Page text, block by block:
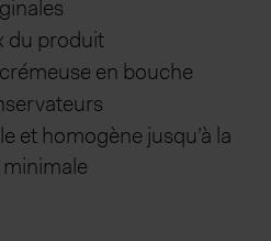
du produit
en bouche
et homogène jusqu’à la